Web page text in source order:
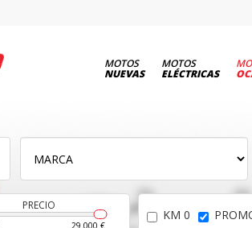
MOTOS
NUEVAS
MOTOS
ELÉCTRICAS
PRECIO
29.000 €
KM 0